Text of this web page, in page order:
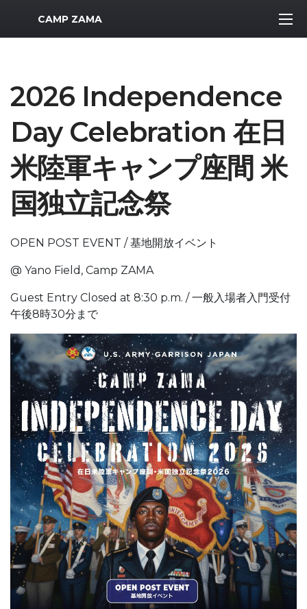
MWR Logo
CAMP ZAMA
2026 Independence
Day Celebration 在日
米陸軍キャンプ座間 米
国独立記念祭
OPEN POST EVENT / 基地開放イベント
@ Yano Field, Camp ZAMA
Guest Entry Closed at 8:30 p.m. / 一般入場者入門受付
午後8時30分まで